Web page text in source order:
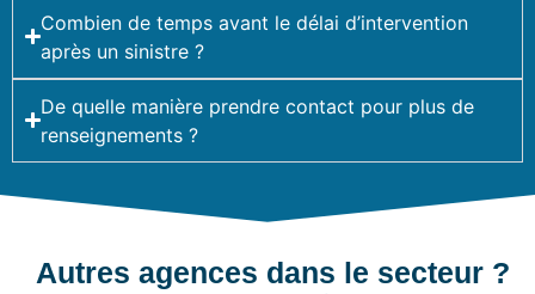
Combien de temps avant le délai d’intervention
après un sinistre ?
De quelle manière prendre contact pour plus de
renseignements ?
Autres agences dans le secteur ?